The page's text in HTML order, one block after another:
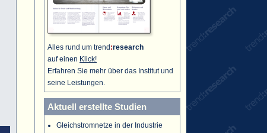
Alles rund um trend :research
auf einen Klick!
Erfahren Sie mehr über das Institut und
seine Leistungen.
Aktuell erstellte Studien
Gleichstromnetze in der Industrie